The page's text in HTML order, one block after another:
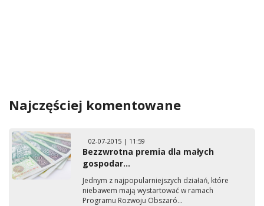
Najczęściej komentowane
02-07-2015 | 11:59
Bezzwrotna premia dla małych
gospodar...
Jednym z najpopularniejszych działań, które
niebawem mają wystartować w ramach
Programu Rozwoju Obszaró...